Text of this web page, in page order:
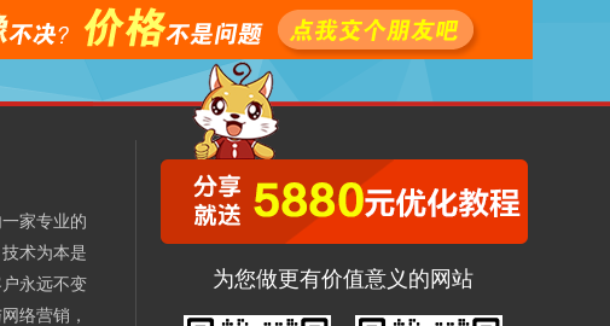
家专业的
术为本是
永远不变
络营销，
为您做更有价值意义的网站